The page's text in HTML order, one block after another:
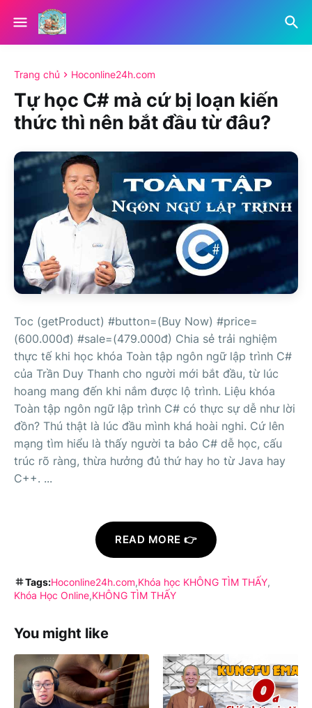
Trang chủ Hoconline24h.com
Tự học C# mà cứ bị loạn kiến
thức thì nên bắt đầu từ đâu?
Toc (getProduct) #button=(Buy Now) #price=
(600.000đ) #sale=(479.000đ) Chia sẻ trải nghiệm
thực tế khi học khóa Toàn tập ngôn ngữ lập trình C#
của Trần Duy Thanh cho người mới bắt đầu, từ lúc
hoang mang đến khi nắm được lộ trình. Liệu khóa
Toàn tập ngôn ngữ lập trình C# có thực sự dễ như lời
đồn? Thú thật là lúc đầu mình khá hoài nghi. Cứ lên
mạng tìm hiểu là thấy người ta bảo C# dễ học, cấu
trúc rõ ràng, thừa hưởng đủ thứ hay ho từ Java hay
C++. ...
READ MORE 👉
Tags:Hoconline24h.com Khóa học KHÔNG TÌM THẤY
Khóa Học Online KHÔNG TÌM THẤY
You might like